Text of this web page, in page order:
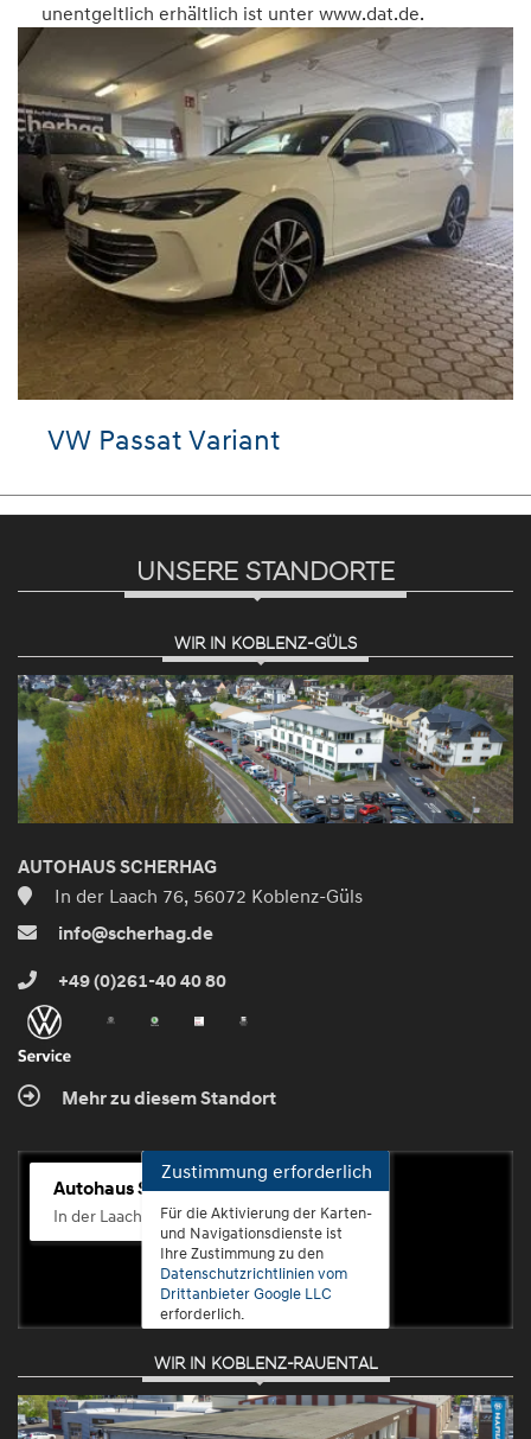
unentgeltlich erhältlich ist unter www.dat.de.
VW Passat Variant
UNSERE STANDORTE
WIR IN KOBLENZ-GÜLS
AUTOHAUS SCHERHAG
In der Laach 76, 56072 Koblenz-Güls
info@scherhag.de
+49 (0)261-40 40 80
Mehr zu diesem Standort
Autohaus Scherhag
In der Laach 76, 56072 Koblenz-Güls
Zustimmung erforderlich
Für die Aktivierung der Karten-
und Navigationsdienste ist
Ihre Zustimmung zu den
Datenschutzrichtlinien vom
Drittanbieter Google LLC
erforderlich.
Zustimmen
und
aktivieren
WIR IN KOBLENZ-RAUENTAL